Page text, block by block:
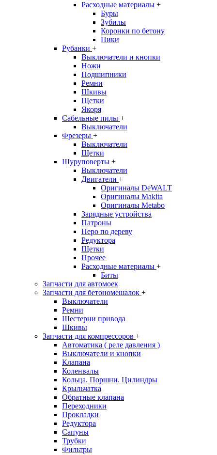
Расходные материалы +
Буры
Зубилы
Коронки по бетону
Пики
Рубанки +
Выключатели и кнопки
Ножи
Подшипники
Ремни
Шкивы
Щетки
Якоря
Сабельные пилы +
Выключатели
Фрезеры +
Выключатели
Щетки
Шуруповерты +
Выключатели
Двигатели +
Оригиналы DeWALT
Оригиналы Makita
Оригиналы Metabo
Зарядные устройства
Патроны
Перо по дереву
Редуктора
Щетки
Прочее
Расходные материалы +
Биты
Запчасти для автомоек
Запчасти для бетономешалок +
Выключатели
Ремни
Шестерни привода
Шкивы
Запчасти для компрессоров +
Автоматика ( реле давления )
Выключатели и кнопки
Клапана
Коленвалы
Кольца. Поршни. Цилиндры
Крыльчатка
Обратные клапана
Переходники
Прокладки
Редуктора
Сапуны
Трубки
Фильтры